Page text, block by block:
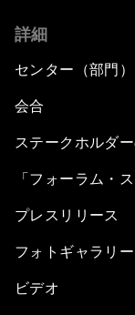
詳細
センター（部門）
会合
ステークホルダ
「フォーラム・
プレスリリース
フォトギャラリー
ビデオ